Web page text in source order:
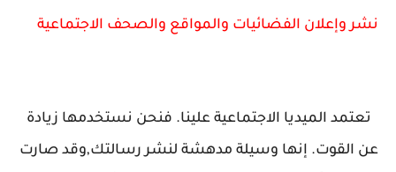
نشر وإعلان الفضائيات والمواقع والصحف الاجتماعية
تعتمد الميديا الاجتماعية علينا. فنحن نستخدمها زيادة
عن القوت. إنها وسيلة مدهشة لنشر رسالتك,وقد صارت